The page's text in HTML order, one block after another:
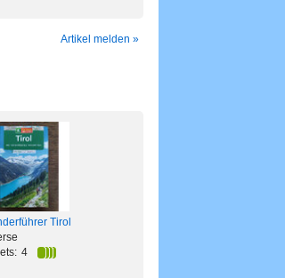
Artikel melden »
Tirol
4